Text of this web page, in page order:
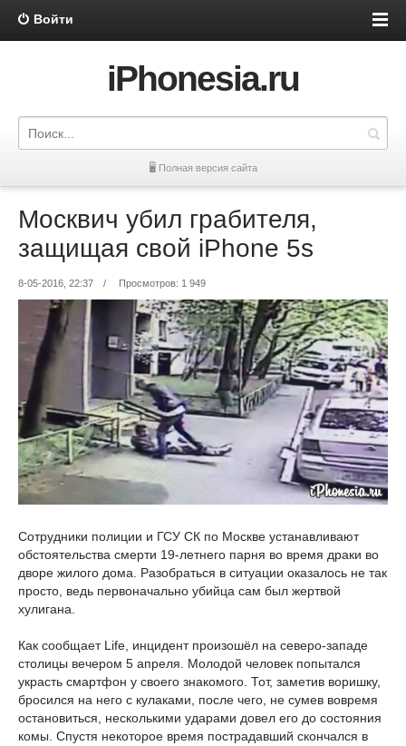
Войти
iPhonesia.ru
🖥 Полная версия сайта
Москвич убил грабителя,
защищая свой iPhone 5s
8-05-2016, 22:37 / Просмотров: 1 949
Сотрудники полиции и ГСУ СК по Москве устанавливают
обстоятельства смерти 19-летнего парня во время драки во
дворе жилого дома. Разобраться в ситуации оказалось не так
просто, ведь первоначально убийца сам был жертвой
хулигана.
Как сообщает Life, инцидент произошёл на северо-западе
столицы вечером 5 апреля. Молодой человек попытался
украсть смартфон у своего знакомого. Тот, заметив воришку,
бросился на него с кулаками, после чего, не сумев вовремя
остановиться, несколькими ударами довел его до состояния
комы. Спустя некоторое время пострадавший скончался в